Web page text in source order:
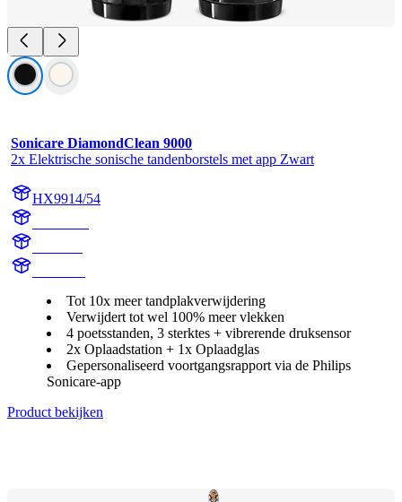
Sonicare DiamondClean 9000
2x Elektrische sonische tandenborstels met app Zwart
HX9914/54
Tot 10x meer tandplakverwijdering
Verwijdert tot wel 100% meer vlekken
4 poetsstanden, 3 sterktes + vibrerende druksensor
2x Oplaadstation + 1x Oplaadglas
Gepersonaliseerd voortgangsrapport via de Philips
Sonicare-app
Product bekijken